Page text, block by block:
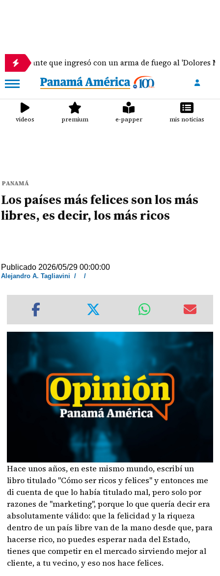
que ingresó con un arma de fuego al 'Dolores
videos premium e-papper mis noticias
PANAMÁ
Los países más felices son los más
libres, es decir, los más ricos
Publicado 2026/05/29 00:00:00
Alejandro A. Tagliavini / /
Hace unos años, en este mismo mundo, escribí un
libro titulado "Cómo ser ricos y felices" y entonces me
di cuenta de que lo había titulado mal, pero solo por
razones de "marketing", porque lo que quería decir era
absolutamente válido: que la felicidad y la riqueza
dentro de un país libre van de la mano desde que, para
hacerse rico, no puedes esperar nada del Estado,
tienes que competir en el mercado sirviendo mejor al
cliente, a tu vecino, y eso nos hace felices.